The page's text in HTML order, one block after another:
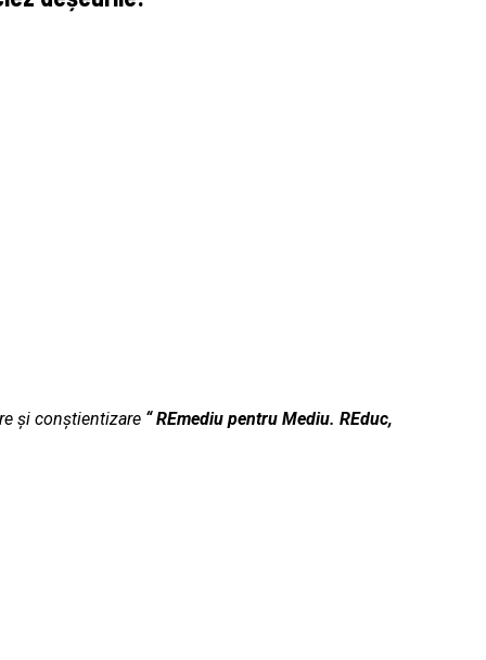
și conștientizare “REmediu pentru Mediu. REduc,